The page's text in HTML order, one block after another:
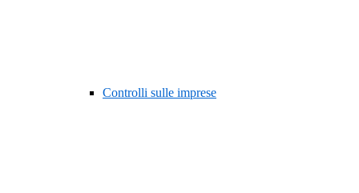
Controlli sulle imprese